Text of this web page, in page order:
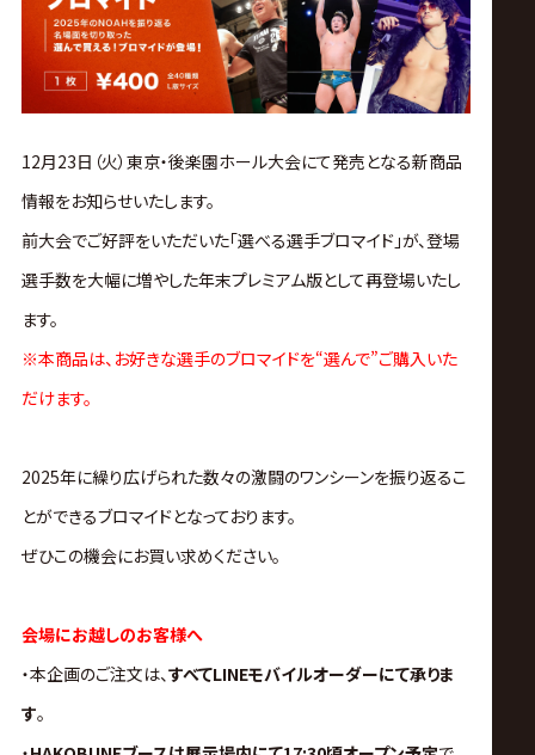
リ
ン
グ・
ノ
ア
公
式
サ
イ
ト
12月23日（火）東京・後楽園ホール大会にて発売となる新商品
情報をお知らせいたします。
前大会でご好評をいただいた「選べる選手ブロマイド」が、登場
選手数を大幅に増やした年末プレミアム版として再登場いたし
ます。
※本商品は、お好きな選手のブロマイドを“選んで”ご購入いた
だけます。
2025年に繰り広げられた数々の激闘のワンシーンを振り返るこ
とができるブロマイドとなっております。
ぜひこの機会にお買い求めください。
会場にお越しのお客様へ
・本企画のご注文は、すべてLINEモバイルオーダーにて承りま
す。